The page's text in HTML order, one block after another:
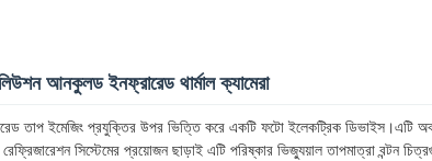
আনকুলড ইনফ্রারেড থার্মাল ক্যামেরা
ইমেজিং প্রযুক্তির উপর ভিত্তি করে একটি ফটো ইলেকট্রিক ডিভাইস।এটি
সিস্টেমের প্রয়োজন ছাড়াই এটি পরিষ্কার ভিজ্যুয়াল তাপমাত্রা বন্টন